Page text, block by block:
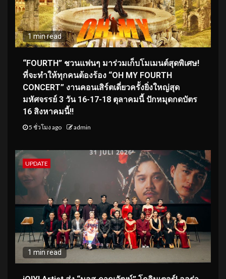
1 min read
“FOURTH” ชวนแฟนๆ มาร่วมเก็บโมเมนต์สุดพิเศษ!
ที่จะทำให้ทุกคนต้องร้อง “OH MY FOURTH
CONCERT” งานคอนเสิร์ตเดี่ยวครั้งยิ่งใหญ่สุด
มหัศจรรย์ 3 วัน 16-17-18 ตุลาคมนี้ ปักหมุดกดบัตร
16 สิงหาคมนี้!!
5 ชั่วโมง ago admin
UPDATE
1 min read